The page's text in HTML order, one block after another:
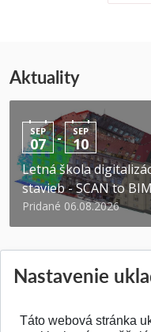
Aktuality
SEP
07 - SEP
10
Letná škola
stavieb - SCAN to BIM
Pridané 06.08.2026
Nastavenie
Táto webová stránka